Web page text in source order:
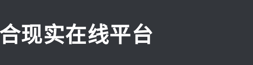
现实在线平台